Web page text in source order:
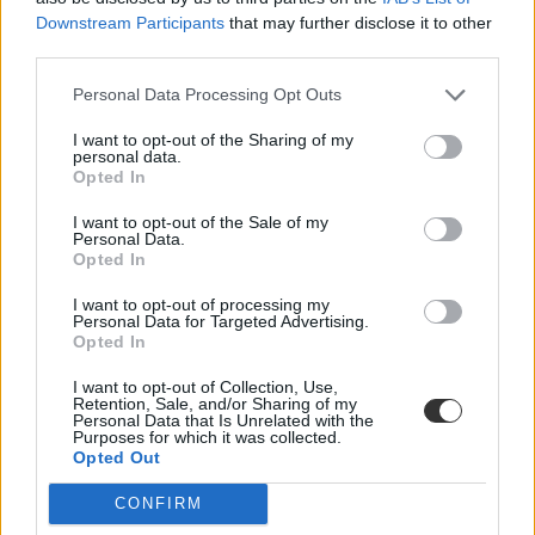
Downstream Participants that may further disclose it to other
Personal Data Processing Opt Outs
I want to opt-out of the Sharing of my
personal data.
Opted In
I want to opt-out of the Sale of my
Personal Data.
Opted In
I want to opt-out of processing my
Personal Data for Targeted Advertising.
Opted In
I want to opt-out of Collection, Use,
Retention, Sale, and/or Sharing of my
Personal Data that Is Unrelated with the
Purposes for which it was collected.
Opted Out
CONFIRM
jelentkezik, van, aki kevésbé. Magatokra ismertek?
Tíz mondat a távoktatásból, amit minden diák és
Már egy ideje része a napjainknak a távoktatás minden szépségével
és árnyoldalával együtt. Lassan úgy ismerjük a Google Classroom
minden funkcióját, mintha mindig is ilyen lett volna az
"osztályterem", és csukott szemmel is megy a Zoom-belépés.
Campus life
Tíz étel, amit minden egyetemista elkészített már
legalább egyszer